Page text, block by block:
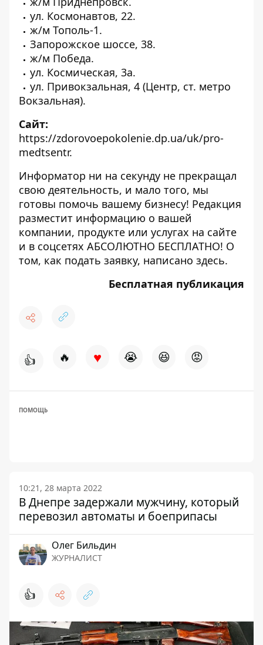
ул. Космонавтов, 22.
ж/м Тополь-1.
Запорожское шоссе, 38.
ж/м Победа.
ул. Космическая, 3а.
ул. Привокзальная, 4 (Центр, ст. метро
Вокзальная).
Сайт:
https://zdorovoepokolenie.dp.ua/uk/pro-
medtsentr.
Информатор ни на секунду не прекращал
свою деятельность, и мало того, мы
готовы помочь вашему бизнесу! Редакция
разместит информацию о вашей
компании, продукте или услугах на сайте
и в соцсетях АБСОЛЮТНО БЕСПЛАТНО! О
том, как подать заявку, написано здесь.
Бесплатная публикация
👍 🔥 ♥ 😭 😆 😡
ПОМОЩЬ
10:21, 28 марта 2022
В Днепре задержали мужчину, который
перевозил автоматы и боеприпасы
Олег Бильдин
ЖУРНАЛИСТ
👍